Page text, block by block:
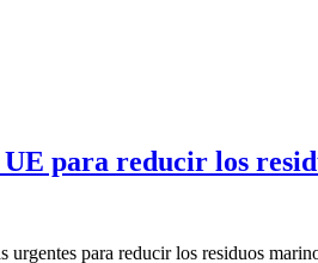
para reducir los
para reducir los residuos